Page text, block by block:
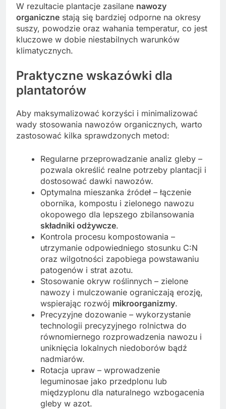
W rezultacie plantacje zasilane nawozy
organiczne stają się bardziej odporne na okresy
suszy, powodzie oraz wahania temperatur, co jest
kluczowe w dobie niestabilnych warunków
klimatycznych.
Praktyczne wskazówki dla
plantatorów
Aby maksymalizować korzyści i minimalizować
wady stosowania nawozów organicznych, warto
zastosować kilka sprawdzonych metod:
Regularne przeprowadzanie analiz gleby –
pozwala określić realne potrzeby plantacji i
dostosować dawki nawozów.
Optymalna mieszanka źródeł – łączenie
obornika, kompostu i zielonego nawozu
okopowego dla lepszego zbilansowania
składniki odżywcze.
Kontrola procesu kompostowania –
utrzymanie odpowiedniego stosunku C:N
oraz wilgotności zapobiega powstawaniu
patogenów i strat azotu.
Stosowanie okryw roślinnych – zielone
nawozy i mulczowanie ograniczają erozję,
wspierając rozwój mikroorganizmy.
Precyzyjne dozowanie – wykorzystanie
technologii precyzyjnego rolnictwa do
równomiernego rozprowadzenia nawozu i
uniknięcia lokalnych niedoborów bądź
nadmiarów.
Rotacja upraw – wprowadzenie
leguminosae jako przedplonu lub
międzyplonu dla naturalnego wzbogacenia
gleby w azot.